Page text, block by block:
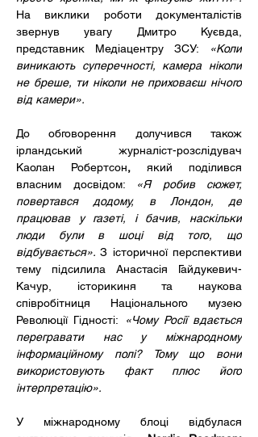
На виклики роботи документалістів
звернув увагу Дмитро Куєвда,
представник Медіацентру ЗСУ:
«Коли
виникають суперечності, камера ніколи
не бреше, ти ніколи не приховаєш нічого
від камери».
До обговорення долучився також
ірландський журналіст-розслідувач
Каолан Робертсон, який поділився
власним досвідом:
«Я робив сюжет,
повертався додому, в Лондон, де
працював у газеті, і бачив, наскільки
люди були в шоці від того, що
відбувається». З історичної перспективи
тему підсилила Анастасія Гайдукевич-
Качур, історикиня та наукова
співробітниця Національного музею
Революції Гідності:
«Чому Росії вдається
перегравати нас у міжнародному
інформаційному полі? Тому що вони
використовують факт плюс його
інтерпретацію».
У міжнародному блоці відбулася